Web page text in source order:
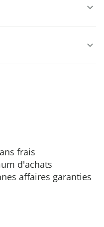
frais
d'achats
affaires garanties